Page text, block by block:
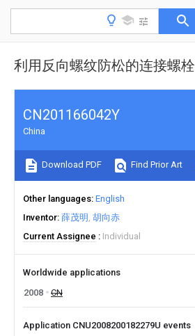
利用反向螺纹防松的连接螺栓
CN201166042Y
China
Download PDF Find Prior Art
Other languages English
Inventor 薛茂明 胡向赤
Current Assignee
Individual
Worldwide applications
2008
CN
Application CNU2008200182279U events